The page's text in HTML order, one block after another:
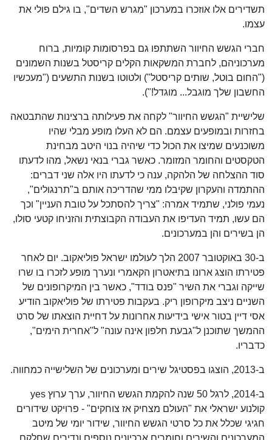
תשדירים אלו אוזכרו במערכון "מִגרש השדים", בו גילם פולי את
עצמו.
חברי הגשש החיוור השתתפו גם בפרסומות קומיות, ברוח
מערכוניהם, לחברת המשקאות הקלים קריסטל בשנות השמונים
("החום בוטל, שותים קריסטל") ולטוטו בשנות התשעים ("מעכשיו
החשבון שלך מוגבל... מוגדל!").
שלישיית "הגשש החיוור" לקחה את פעילותה ברצינות שהתבטאה
בחזרות ובמופעים עצמם. הם לא העלו מופע מבלי שהיו
משוכנעים שמיצו את הכול כדי שיהיה בנוי היטב מבחינת
הטקסטים והחומר המזומר. כאשר גברי בנאי נשאל, מהו לדעתו
סוד ההצלחה של הלהקה, ענה כי לדעתו היו אלה שני דברים:
ההתמדה והעקרון שקיבלו ממי שהדריכה אותם ב"תרנגולים",
נעמי פולני, שתמיד אמרה: "צריך להסתכל על טובת העניין" וכך
הם עשו, תמיד העדיפו את העבודה הקבוצתית והזניחו קטעי סולו,
הן בשירים והן במערכונים.
ב-30 באוקטובר 2007 הלך לעולמו ישראל פוליאקוב. יום לאחר
פטירתו הוצג ארונו בתיאטרון הקאמרי ונערך מופע לזכרו בו שרו
שייקה וגברי את השיר "פנס בודד", כאשר בין המיקרופונים של
השניים ניצב מיקרופון ריק. בעקבות פטירתו של פוליאקוב הודיע
אסי דיין בטור אישי בידיעות אחרונות על דחיית הוצאתו של סרט
ההמשך שתוכנן ל"גבעת חלפון אינה עונה" ל"אחרית הימים",
כדבריו.
ב-2013, הוצגו בפסטיגל שירים ומערכונים של השלישייה כמחווה.
ב-2014, לרגל 50 שנה להקמת הגשש החיוור, ערך ערוץ yes
קולנוע ישראלי את "העולם מצחיק אז צוחקים" - פרויקט שידורים
חגיגי שכלל את כל סרטי הגשש החיוור, שידור יומי של מיטב